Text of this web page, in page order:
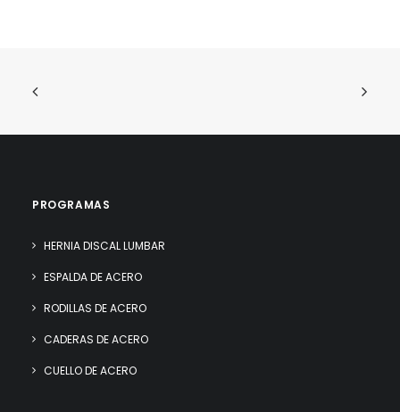
PROGRAMAS
HERNIA DISCAL LUMBAR
ESPALDA DE ACERO
RODILLAS DE ACERO
CADERAS DE ACERO
CUELLO DE ACERO